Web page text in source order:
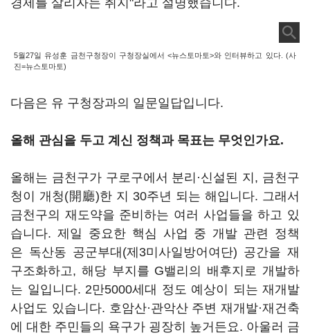
경제를 살리자는 취지"라고 설명했습니다.
5월27일 유성훈 금천구청장이 구청장실에서 <뉴스토마토>와 인터뷰하고 있다. (사
진=뉴스토마토)
다음은 유 구청장과의 일문일답입니다.
올해 관심을 두고 계신 정책과 목표는 무엇인가요.
올해는 금천구가 구로구에서 분리·신설된 지, 금천구
청이 개청(開廳)한 지 30주년 되는 해입니다. 그래서
금천구의 재도약을 준비하는 여러 사업들을 하고 있
습니다. 제일 중요한 핵심 사업 중 개발 관련 정책
은 독산동 공군부대(제3미사일방어여단) 공간을 재
구조화하고, 해당 부지를 G밸리의 배후지로 개발하
는 일입니다. 2만5000세대 정도 예상이 되는 재개발
사업도 있습니다. 호암산·관악산 주변 재개발·재건축
에 대한 주민들의 욕구가 굉장히 높거든요. 아울러 금